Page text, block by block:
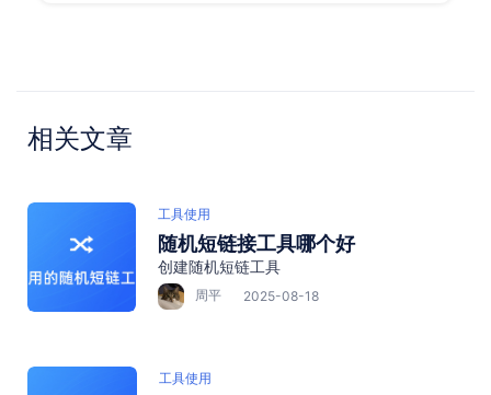
相关文章
工具使用
随机短链接工具哪个好
创建随机短链工具
周平 2025-08-18
工具使用